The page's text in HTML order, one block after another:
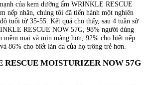
của kem dưỡng ẩm WRINKLE RESCUE
nếp nhăn, chúng tôi đã tiến hành một nghiên
tuổi từ 35-55. Kết quả cho thấy, sau 4 tuần sử
RESCUE NOW 57G, 98% người dùng
mềm mại và mịn màng hơn, 92% cho biết nếp
86% cho biết làn da của họ trông trẻ hơn.
RESCUE MOISTURIZER NOW 57G